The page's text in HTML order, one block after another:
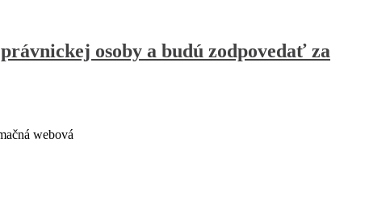
osoby a budú zodpovedať za
webová